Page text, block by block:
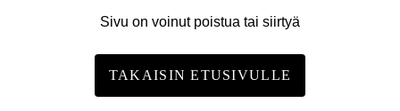
Sivu on voinut poistua tai siirtyä
TAKAISIN ETUSIVULLE